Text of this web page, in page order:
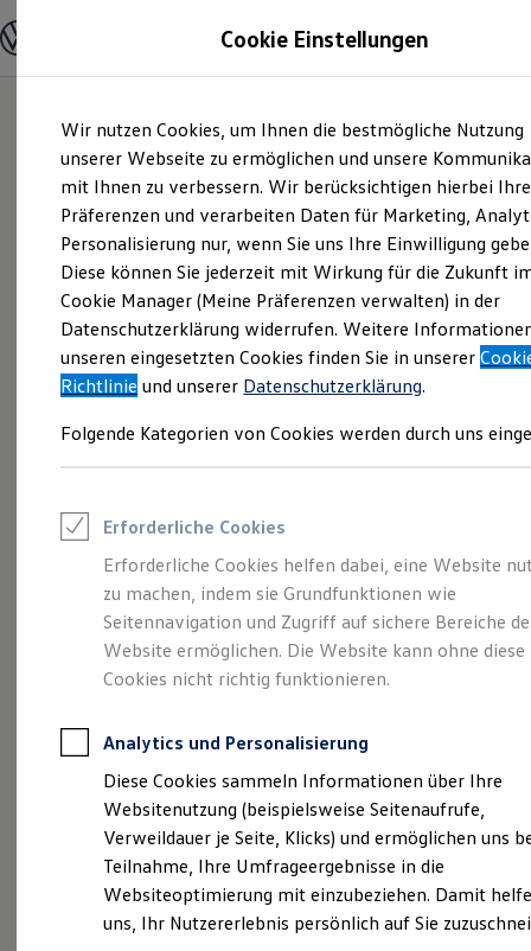
Hauptinhalt
springen
Footer
springen
Modelle und Konfigurator
Modelle vergleichen
Elektroautos
ENERGY Sondermodelle
Nutzfahrzeuge
SUV und CUV
Familienautos
Kombis
Kompaktwagen
Sportwagen
Schnell verfügbare Fahrzeuge
Angebote und Produkte
Aktuelle Angebote
E-Auto-Förderung
Volkswagen Marktplatz
Junge Gebrauchtwagen und Gebrauchtwagen
Saisonangebote
Leasing
Leasing-Angebote
Gebrauchtwagen Leasing
Junge Gebrauchtwagen-Leasing
Elektroauto Leasing
Kleinwagen-Leasing
Leasing ohne Anzahlung
Autokredit mit Schlussrate
Versicherungen und Garantien
Kfz-Versicherung
Restschuldversicherungen
Garantien
Wartungsverträge
Geschäftskunden
Professional Class bei Volkswagen
Großkunden
Behörden
So geht neu.
Entdecken Sie jetzt
den neuen ID.3 Neo!
Cookie Einstellungen
Wir nutzen Cookies, um Ihnen die bestmögliche Nutzung
unserer Webseite zu ermöglichen und unsere
mit Ihnen zu verbessern. Wir berücksichtigen hierbei Ihre
Präferenzen und verarbeiten Daten für Marketing,
Personalisierung nur, wenn Sie uns Ihre Einwilligung
Diese können Sie jederzeit mit Wirkung für die Zukunft
Cookie Manager (Meine Präferenzen verwalten) in der
Datenschutzerklärung widerrufen. Weitere
unseren eingesetzten Cookies finden Sie in unserer
Richtlinie und unserer Datenschutzerklärung.
Folgende Kategorien von Cookies werden durch uns
Erforderliche Cookies
Erforderliche Cookies helfen dabei, eine Website
zu machen, indem sie Grundfunktionen wie
Seitennavigation und Zugriff auf sichere Bereiche
Website ermöglichen. Die Website kann ohne diese
Cookies nicht richtig funktionieren.
Analytics und Personalisierung
Diese Cookies sammeln Informationen über Ihre
Websitenutzung (beispielsweise Seitenaufrufe,
Verweildauer je Seite, Klicks) und ermöglichen uns
Teilnahme, Ihre Umfrageergebnisse in die
Websiteoptimierung mit einzubeziehen. Damit
uns, Ihr Nutzererlebnis persönlich auf Sie